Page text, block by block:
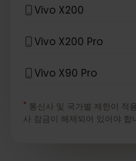
Vivo X200
Vivo X200 Pro
Vivo X90 Pro
* 통신사 및 국가별 제한이 적
사 잠금이 해제되어 있어야 합